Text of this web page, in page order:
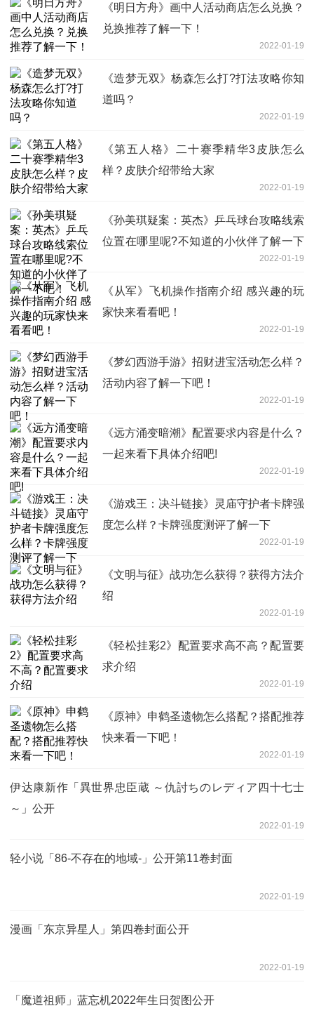
《明日方舟》画中人活动商店怎么兑换？
兑换推荐了解一下！
2022-01-19
《造梦无双》杨森怎么打?打法攻略你知
道吗？
2022-01-19
《第五人格》二十赛季精华3皮肤怎么
样？皮肤介绍带给大家
2022-01-19
《孙美琪疑案：英杰》乒乓球台攻略线索
位置在哪里呢?不知道的小伙伴了解一下
2022-01-19
《从军》飞机操作指南介绍 感兴趣的玩
家快来看看吧！
2022-01-19
《梦幻西游手游》招财进宝活动怎么样？
活动内容了解一下吧！
2022-01-19
《远方涌变暗潮》配置要求内容是什么？
一起来看下具体介绍吧!
2022-01-19
《游戏王：决斗链接》灵庙守护者卡牌强
度怎么样？卡牌强度测评了解一下
2022-01-19
《文明与征》战功怎么获得？获得方法介
绍
2022-01-19
《轻松挂彩2》配置要求高不高？配置要
求介绍
2022-01-19
《原神》申鹤圣遗物怎么搭配？搭配推荐
快来看一下吧！
2022-01-19
伊达康新作「異世界忠臣蔵 ～仇討ちのレディア四十七士
～」公开
2022-01-19
轻小说「86-不存在的地域-」公开第11卷封面
2022-01-19
漫画「东京异星人」第四卷封面公开
2022-01-19
「魔道祖师」蓝忘机2022年生日贺图公开